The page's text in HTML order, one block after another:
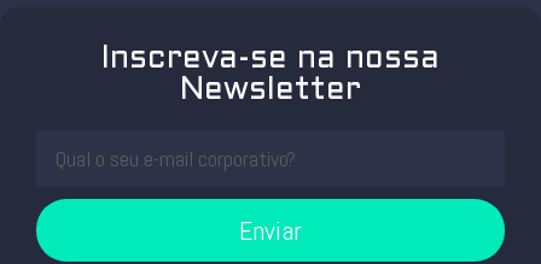
Inscreva-se na nossa
Newsletter
Enviar